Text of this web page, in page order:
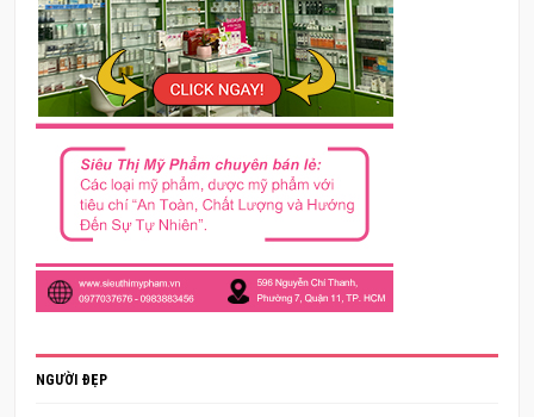
NGƯỜI ĐẸP